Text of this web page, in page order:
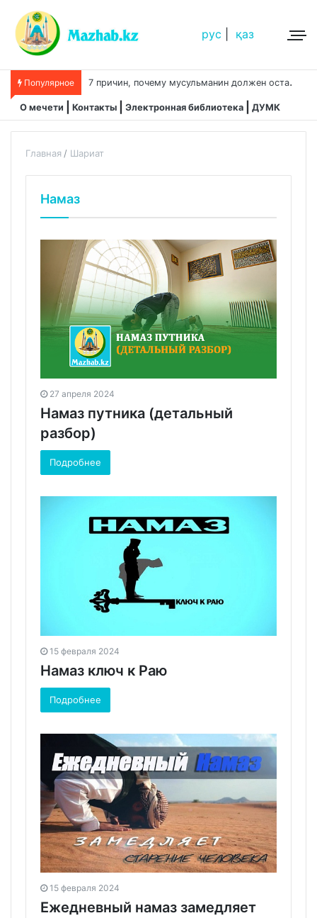
рус қаз
Популярное Е
жедневный намаз замедляет старение человека
О мечети Контакты Электронная библиотека ДУМК
Главная Шариат
Намаз
27 апреля 2024
Намаз путника (детальный
разбор)
Подробнее
15 февраля 2024
Намаз ключ к Раю
Подробнее
15 февраля 2024
Ежедневный намаз замедляет